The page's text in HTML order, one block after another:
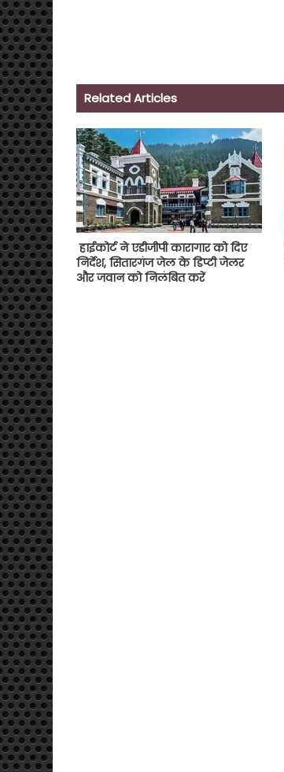
Related Articles
हाईकोर्ट ने एडीजीपी कारागार को दिए
निर्देश, सितारगंज जेल के डिप्टी जेलर
और जवान को निलंबित करें